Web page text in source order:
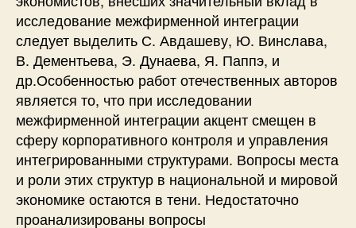
исследование межфирменной интеграции
следует выделить С. Авдашеву, Ю. Винслава,
В. Дементьева, Э. Дунаева, Я. Паппэ, и
др.Особенностью работ отечественных авторов
является то, что при исследовании
межфирменной интеграции акцент смещен в
сферу корпоративного контроля и управления
интегрированными структурами. Вопросы места
и роли этих структур в национальной и мировой
экономике остаются в тени. Недостаточно
проанализированы вопросы